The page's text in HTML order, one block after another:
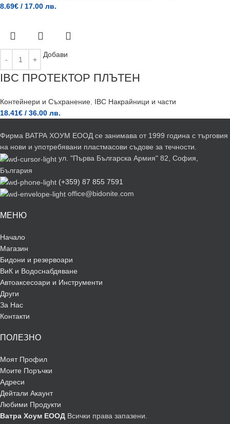
8.69€ / 17.00 лв.
Добави
IBC ПРОТЕКТОР ПЛЪТЕН
Контейнери и Съхранение, IBC Накрайници и части
18.41€ / 36.00 лв.
Фирма ВАТРА ХОУМ ЕООД се занимава от 1999 година с търговия
на нови и употребявани пластмасови съдове за течности.
ул. "Първа Българска Армия" 82, София,
България
(+359) 87 855 7591
office@bidonite.com
МЕНЮ
Начало
Магазин
Бидони и резервоари
ВиК и Водоснабдяване
Автоаксесоари и Инструменти
Други
За Нас
Контакти
ПОЛЕЗНО
Моят Профил
Моите Поръчки
Адреси
Дейтали Акаунт
Любими Продукти
Ватра Хоум ЕООД Всички права запазени.